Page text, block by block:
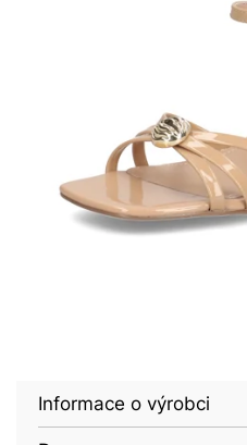
Informace o výrobci